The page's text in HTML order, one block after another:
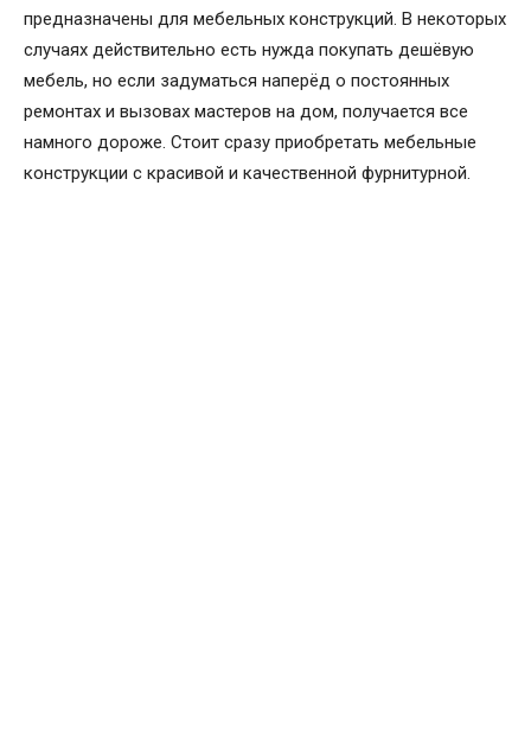
предназначены для мебельных конструкций. В некоторых
случаях действительно есть нужда покупать дешёвую
мебель, но если задуматься наперёд о постоянных
ремонтах и вызовах мастеров на дом, получается все
намного дороже. Стоит сразу приобретать мебельные
конструкции с красивой и качественной фурнитурной.